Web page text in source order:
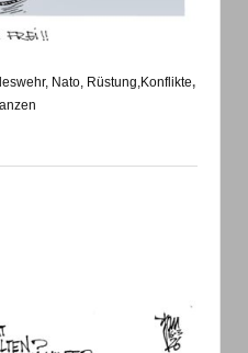
Nato, Rüstung,Konflikte,